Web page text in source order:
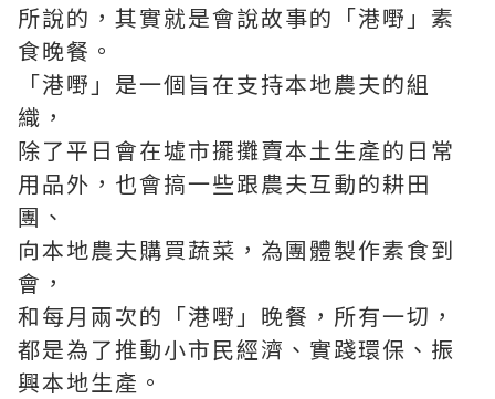
所說的，其實就是會說故事的「港嘢」素
食晚餐。
「港嘢」是一個旨在支持本地農夫的組
織，
除了平日會在墟市擺攤賣本土生產的日常
用品外，也會搞一些跟農夫互動的耕田
團、
向本地農夫購買蔬菜，為團體製作素食到
會，
和每月兩次的「港嘢」晚餐，所有一切，
都是為了推動小市民經濟、實踐環保、振
興本地生產。